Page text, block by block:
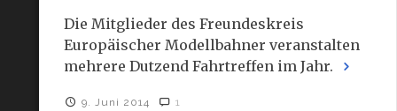
Die Mitglieder des Freundeskreis
Europäischer Modellbahner veranstalten
mehrere Dutzend Fahrtreffen im Jahr.
9. Juni 2014 1